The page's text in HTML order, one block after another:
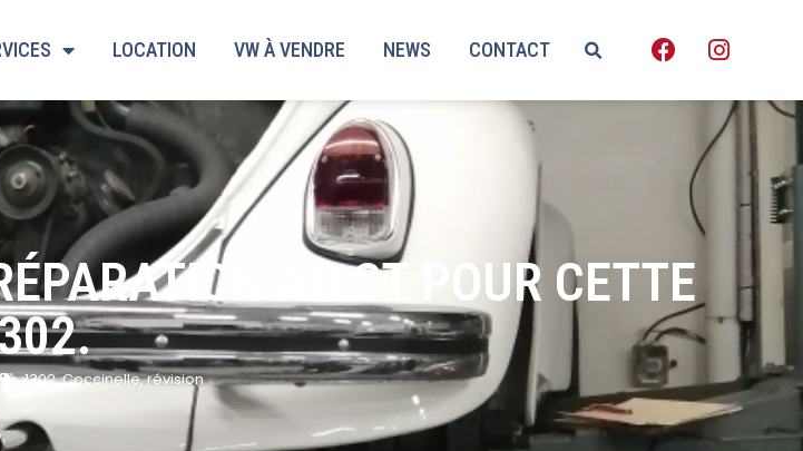
LOCATION VW À VENDRE NEWS CONTACT
AU CT POUR CETTE
1302,Coccinelle,révision